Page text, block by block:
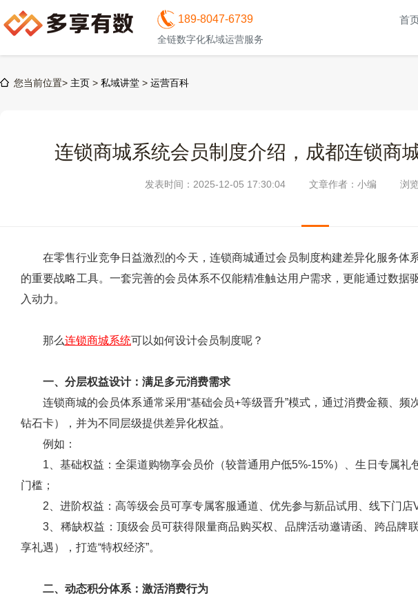
189-8047-6739
全链数字化私域运营服务
首
您当前位置> 主页 > 私域讲堂 > 运营百科
连锁商城系统会员制度介绍，成都连锁商
发表时间：2025-12-05 17:30:04 文章作者：小编 浏
在零售行业竞争日益激烈的今天，连锁商城通过会员制度构建差异化服务体
的重要战略工具。一套完善的会员体系不仅能精准触达用户需求，更能通过数据
入动力。
那么连锁商城系统可以如何设计会员制度呢？
一、分层权益设计：满足多元消费需求
连锁商城的会员体系通常采用“基础会员+等级晋升”模式，通过消费金额、频
钻石卡），并为不同层级提供差异化权益。
例如：
1、基础权益：全渠道购物享会员价（较普通用户低5%-15%）、生日专属礼
门槛；
2、进阶权益：高等级会员可享专属客服通道、优先参与新品试用、线下门店
3、稀缺权益：顶级会员可获得限量商品购买权、品牌活动邀请函、跨品牌
享礼遇），打造“特权经济”。
二、动态积分体系：激活消费行为